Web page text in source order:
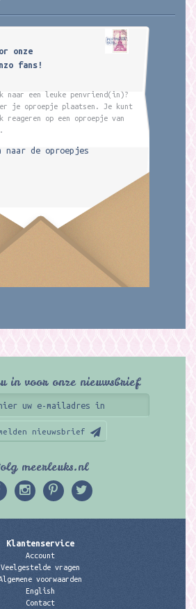
onze
fans!
naar een leuke penvriend(in)?
je oproepje plaatsen. Je kunt
op een oproepje van
naar de oproepjes
in voor onze nieuwsbrief
nieuwsbrief
meerleuks.nl
Klantenservice
Account
Veelgestelde vragen
voorwaarden
English
Contact